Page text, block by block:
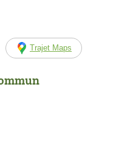
Trajet Maps